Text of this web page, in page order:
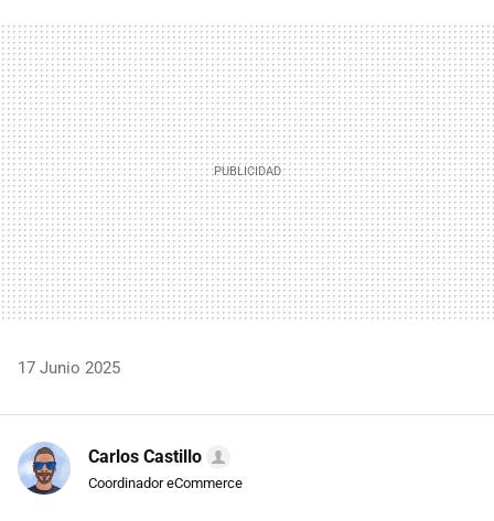
MAIL
17 Junio 2025
Carlos Castillo
Coordinador eCommerce